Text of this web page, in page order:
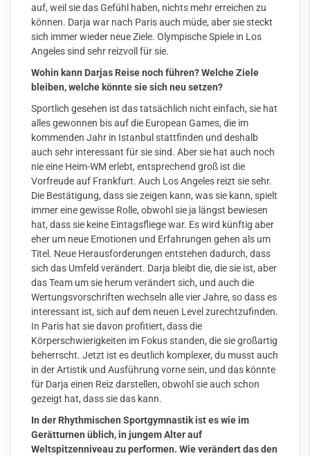
auf, weil sie das Gefühl haben, nichts mehr erreichen zu
können. Darja war nach Paris auch müde, aber sie steckt
sich immer wieder neue Ziele. Olympische Spiele in Los
Angeles sind sehr reizvoll für sie.
Wohin kann Darjas Reise noch führen? Welche Ziele
bleiben, welche könnte sie sich neu setzen?
Sportlich gesehen ist das tatsächlich nicht einfach, sie hat
alles gewonnen bis auf die European Games, die im
kommenden Jahr in Istanbul stattfinden und deshalb
auch sehr interessant für sie sind. Aber sie hat auch noch
nie eine Heim-WM erlebt, entsprechend groß ist die
Vorfreude auf Frankfurt. Auch Los Angeles reizt sie sehr.
Die Bestätigung, dass sie zeigen kann, was sie kann, spielt
immer eine gewisse Rolle, obwohl sie ja längst bewiesen
hat, dass sie keine Eintagsfliege war. Es wird künftig aber
eher um neue Emotionen und Erfahrungen gehen als um
Titel. Neue Herausforderungen entstehen dadurch, dass
sich das Umfeld verändert. Darja bleibt die, die sie ist, aber
das Team um sie herum verändert sich, und auch die
Wertungsvorschriften wechseln alle vier Jahre, so dass es
interessant ist, sich auf dem neuen Level zurechtzufinden.
In Paris hat sie davon profitiert, dass die
Körperschwierigkeiten im Fokus standen, die sie großartig
beherrscht. Jetzt ist es deutlich komplexer, du musst auch
in der Artistik und Ausführung vorne sein, und das könnte
für Darja einen Reiz darstellen, obwohl sie auch schon
gezeigt hat, dass sie das kann.
In der Rhythmischen Sportgymnastik ist es wie im
Gerätturnen üblich, in jungem Alter auf
Weltspitzenniveau zu performen. Wie verändert das den